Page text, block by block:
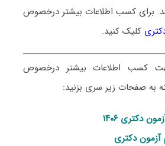
برای کسب اطلاعات بیشتر درخصوص
کلیک کنید.
کسب اطلاعات بیشتر درخصوص
به صفحات زیر سری بزنید:
دکتری ۱۴۰۶
دکتری